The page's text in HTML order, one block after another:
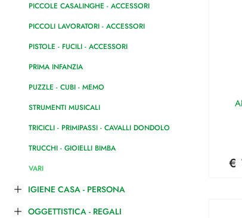
PICCOLE CASALINGHE - ACCESSORI
PICCOLI LAVORATORI - ACCESSORI
PISTOLE - FUCILI - ACCESSORI
PRIMA INFANZIA
PUZZLE - CUBI - MEMO
STRUMENTI MUSICALI
TRICICLI - PRIMIPASSI - CAVALLI DONDOLO
TRUCCHI - GIOIELLI BIMBA
VARI
IGIENE CASA - PERSONA
OGGETTISTICA - REGALI
€